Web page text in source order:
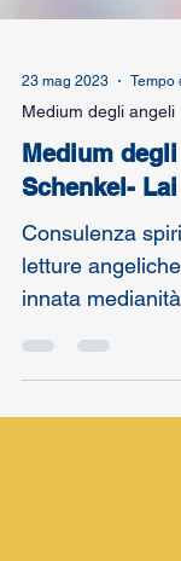
Medium degli angeli
Medium degli
Schenkel- Lai
Consulenza
letture
innata